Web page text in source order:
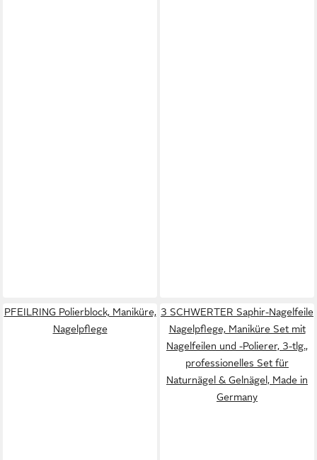
PFEILRING Polierblock, Maniküre,
Nagelpflege
3 SCHWERTER Saphir-Nagelfeile
Nagelpflege, Maniküre Set mit
Nagelfeilen und -Polierer, 3-tlg.,
professionelles Set für
Naturnägel & Gelnägel, Made in
Germany